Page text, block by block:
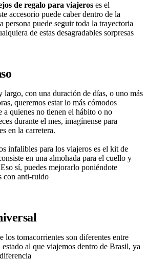
de regalo para viajeros es el
accesorio puede caber dentro de la
persona puede seguir toda la trayectoria
de estas desagradables sorpresas
largo, con una duración de días, o uno más
queremos estar lo más cómodos
a quienes no tienen el hábito o no
durante el mes, imagínense para
en la carretera.
infalibles para los viajeros es el kit de
en una almohada para el cuello y
sí, puedes mejorarlo poniéndote
con anti-ruido
los tomacorrientes son diferentes entre
al que viajemos dentro de Brasil, ya